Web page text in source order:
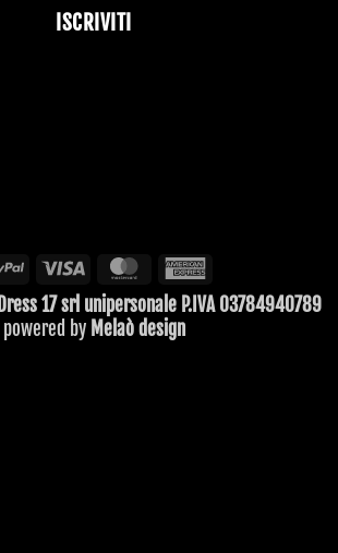
ISCRIVITI
PayPal Visa MasterCard
Express
Dress 17 srl unipersonale P.IVA 03784940789
powered by Melaò design